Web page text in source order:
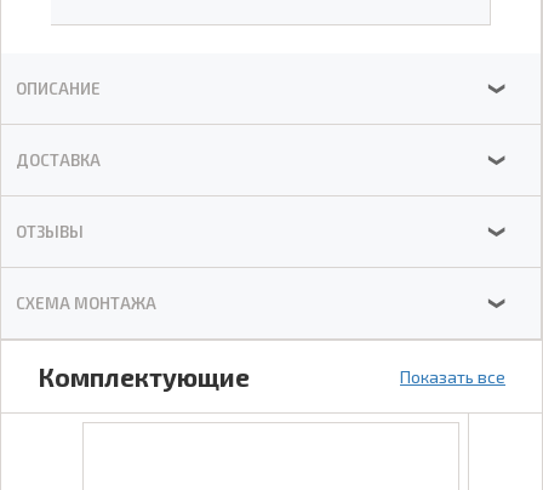
ОПИСАНИЕ ❯
ДОСТАВКА ❯
ОТЗЫВЫ ❯
СХЕМА МОНТАЖА ❯
Комплектующие Показать все